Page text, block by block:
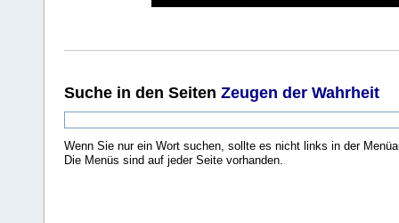
Suche in den Seiten Zeugen der Wahrheit
Wenn Sie nur ein Wort suchen, sollte es nicht links in der
Die Menüs sind auf jeder Seite vorhanden..